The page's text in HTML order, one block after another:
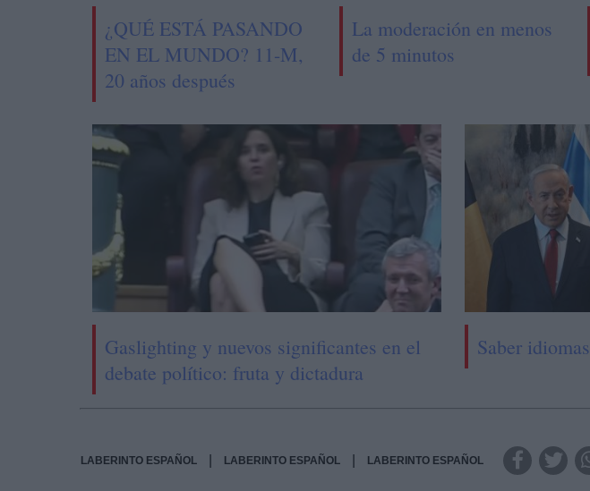
¿QUÉ ESTÁ PASANDO
EN EL MUNDO? 11-M,
20 años después
La moderación en menos
de 5 minutos
Gaslighting y nuevos significantes en el
debate político: fruta y dictadura
Saber idiomas
LABERINTO ESPAÑOL LABERINTO ESPAÑOL LABERINTO ESPAÑOL